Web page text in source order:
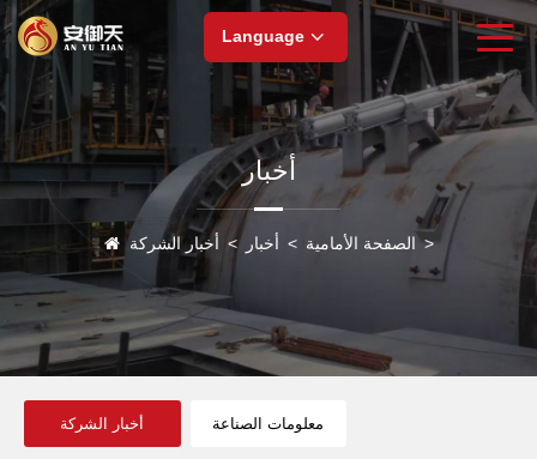
Language
أخبار
الصفحة الأمامية > أخبار > أخبار الشركة >
أخبار الشركة معلومات الصناعة